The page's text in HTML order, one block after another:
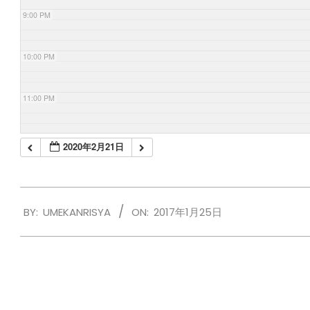
9:00 PM
10:00 PM
11:00 PM
2020年2月21日
01-
BY: UMEKANRISYA ON: 2017年1月25日